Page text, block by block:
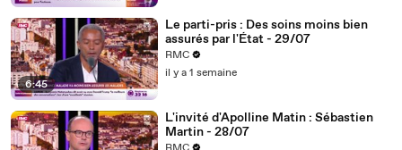
6:45
Le parti-pris : Des soins moins bien
assurés par l'État - 29/07
RMC
il y a 1 semaine
L'invité d'Apolline Matin : Sébastien
Martin - 28/07